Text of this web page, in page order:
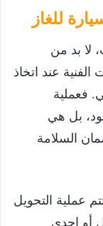
للغاز
لا بد من
عند اتخاذ
فعملية
بل هي
السلامة
عملية التحويل
أو إحدى